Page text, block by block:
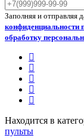
Заполняя и отправляя
конфиденциальности
обработку
Находится в
пульты